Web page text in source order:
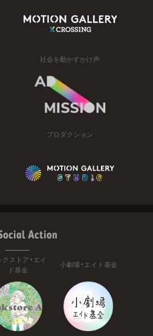
社会を動かすかけ声
プロダクション
Action
クストア・エイ
ド基金
小劇場・エイド基金